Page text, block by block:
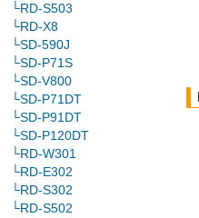
└RD-S503
└RD-X8
└SD-590J
└SD-P71S
└SD-V800
└SD-P71DT
└SD-P91DT
└SD-P120DT
└RD-W301
└RD-E302
└RD-S302
└RD-S502